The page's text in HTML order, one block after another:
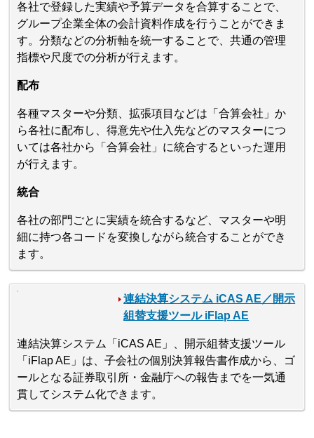
各社で登録した実績や予算データを合算することで、
グループ企業全体の会計資料作成を行うことができま
す。分類などの分析軸を統一することで、共通の管理
指標や尺度での分析が行えます。
配布
各種マスターや分類、拡張項目などは「合算会社」か
ら各社に配布し、得意先や仕入先などのマスターにつ
いては各社から「合算会社」に統合するといった運用
が行えます。
統合
各社の部門ごとに実績を統合するなど、マスターや明
細に持つ各コードを変換しながら統合することができ
ます。
連結決算システム iCAS AE／開示
組替支援ツール iFlap AE
連結決算システム「iCAS AE」、開示組替支援ツール
「iFlap AE」は、子会社の個別決算報告書作成から、ゴ
ールとなる証券取引所・金融庁への報告までを一気通
貫してシステム化できます。